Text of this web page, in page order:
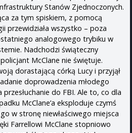
Stanów Zjednoczonych.
za tym spiskiem, z pomocą
przewidziała wszystko – poza
analogowego trybiku w
Nadchodzi świąteczny
McClane nie świętuje.
dorastającą córką Lucy i przyjął
doprowadzenia młodego
do FBI. Ale to, co dla
McClane’a eksploduje czymś
w stronę niewłaściwego miejsca
Farrellowi McClane stopniowo